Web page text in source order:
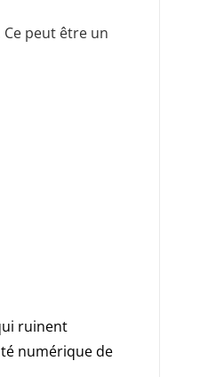
peut être un
ruinent
numérique de